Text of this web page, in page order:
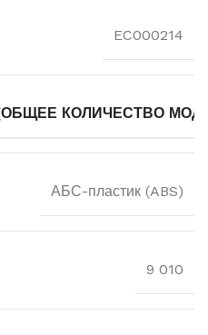
EC000214
КОЛИЧЕСТВО
АБС-пластик (ABS)
9 010